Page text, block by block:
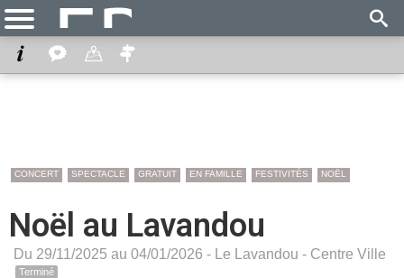
CONCERT SPECTACLE GRATUIT EN FAMILLE FESTIVITÉS NOËL
Noël au Lavandou
Du 29/11/2025 au 04/01/2026 - Le Lavandou - Centre Ville
Terminé